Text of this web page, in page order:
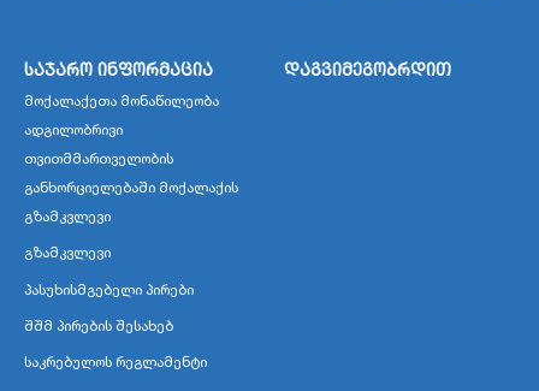
საჯარო ინფორმაცია
მოქალაქეთა მონაწილეობა
ადგილობრივი
თვითმმართველობის
განხორციელებაში მოქალაქის
გზამკვლევი
გზამკვლევი
პასუხისმგებელი პირები
შშმ პირების შესახებ
საკრებულოს რეგლამენტი
დაგვიმეგობრდით